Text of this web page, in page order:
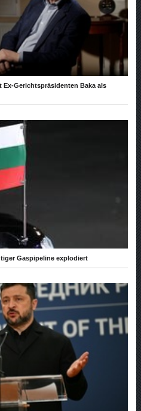
Gerichtspräsidenten Baka als
Gaspipeline explodiert